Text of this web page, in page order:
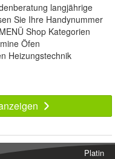
langjährige
Sie Ihre Handynummer
Shop Kategorien
Öfen
Heizungstechnik
Platin